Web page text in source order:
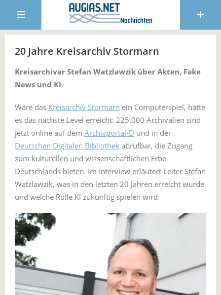
20 Jahre Kreisarchiv Stormarn
Kreisarchivar Stefan Watzlawzik über Akten, Fake
News und KI.
Wäre das Kreisarchiv Stormarn ein Computerspiel, hätte
es das nächste Level erreicht: 225.000 Archivalien sind
jetzt online auf dem Archivportal-D und in der
Deutschen Digitalen Bibliothek abrufbar, die Zugang
zum kulturellen und wissenschaftlichen Erbe
Deutschlands bieten. Im Interview erläutert Leiter Stefan
Watzlawzik, was in den letzten 20 Jahren erreicht wurde
und welche Rolle KI zukünftig spielen wird.